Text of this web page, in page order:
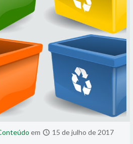
em 15 de julho de 2017